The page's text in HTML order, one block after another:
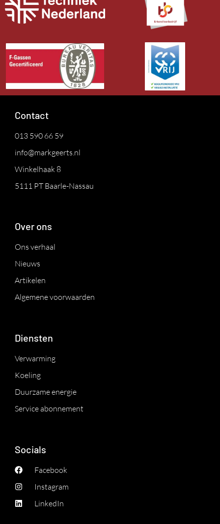
Contact
013 590 66 59
info@markgeerts.nl
Winkelhaak 8
5111 PT Baarle-Nassau
Over ons
Ons verhaal
Nieuws
Artikelen
Algemene voorwaarden
Diensten
Verwarming
Koeling
Duurzame energie
Service abonnement
Socials
Facebook
Instagram
LinkedIn